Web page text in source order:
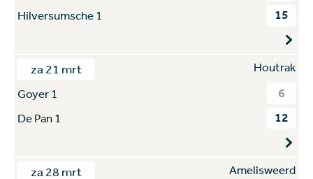
Hilversumsche 1 15
za 21 mrt
Houtrak
Goyer 1
6
De Pan 1 12
za 28 mrt
Amelisweerd